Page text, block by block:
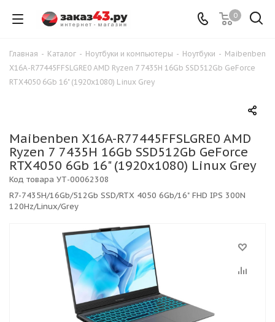
0
Главная - Каталог - Ноутбуки и компьютеры - Ноутбуки - Maibenben
X16A-R77445FFSLGRE0 AMD Ryzen 7 7435H 16Gb SSD512Gb GeForce
RTX4050 6Gb 16" (1920x1080) Linux Grey
Maibenben X16A-R77445FFSLGRE0 AMD
Ryzen 7 7435H 16Gb SSD512Gb GeForce
RTX4050 6Gb 16" (1920x1080) Linux Grey
R7-7435H/16Gb/512Gb SSD/RTX 4050 6Gb/16" FHD IPS 300N
120Hz/Linux/Grey
Код товара УТ-00062308